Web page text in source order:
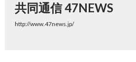
共同通信 47NEWS
http://www.47news.jp/